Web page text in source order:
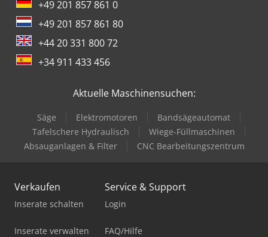
+49 201 857 861 0
+49 201 857 861 80
+44 20 331 800 72
+34 911 433 456
Aktuelle Maschinensuchen:
Säge Elektromotoren
Bandsägeautomat
Tafelschere Hydraulisch
Wiege-Füllmaschinen
Absauganlagen & Filter
CNC Bearbeitungszentrum
Verkaufen
Inserate schalten
Inserate verwalten
Service & Support
Login
FAQ/Hilfe